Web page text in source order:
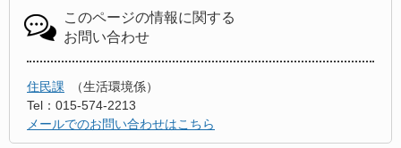
このページの情報に関する
お問い合わせ
住民課
生活環境係
Tel：015-574-2213
メールでのお問い合わせはこちら